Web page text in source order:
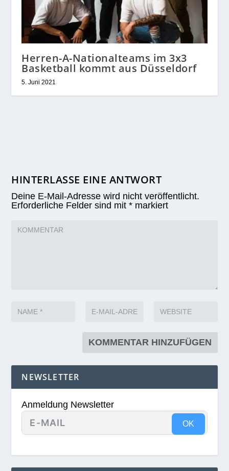
Herren-A-Nationalteams im 3x3
Basketball kommt aus Düsseldorf
5. Juni 2021
HINTERLASSE EINE ANTWORT
Deine E-Mail-Adresse wird nicht veröffentlicht.
Erforderliche Felder sind mit* markiert
NEWSLETTER
Anmeldung Newsletter
OK